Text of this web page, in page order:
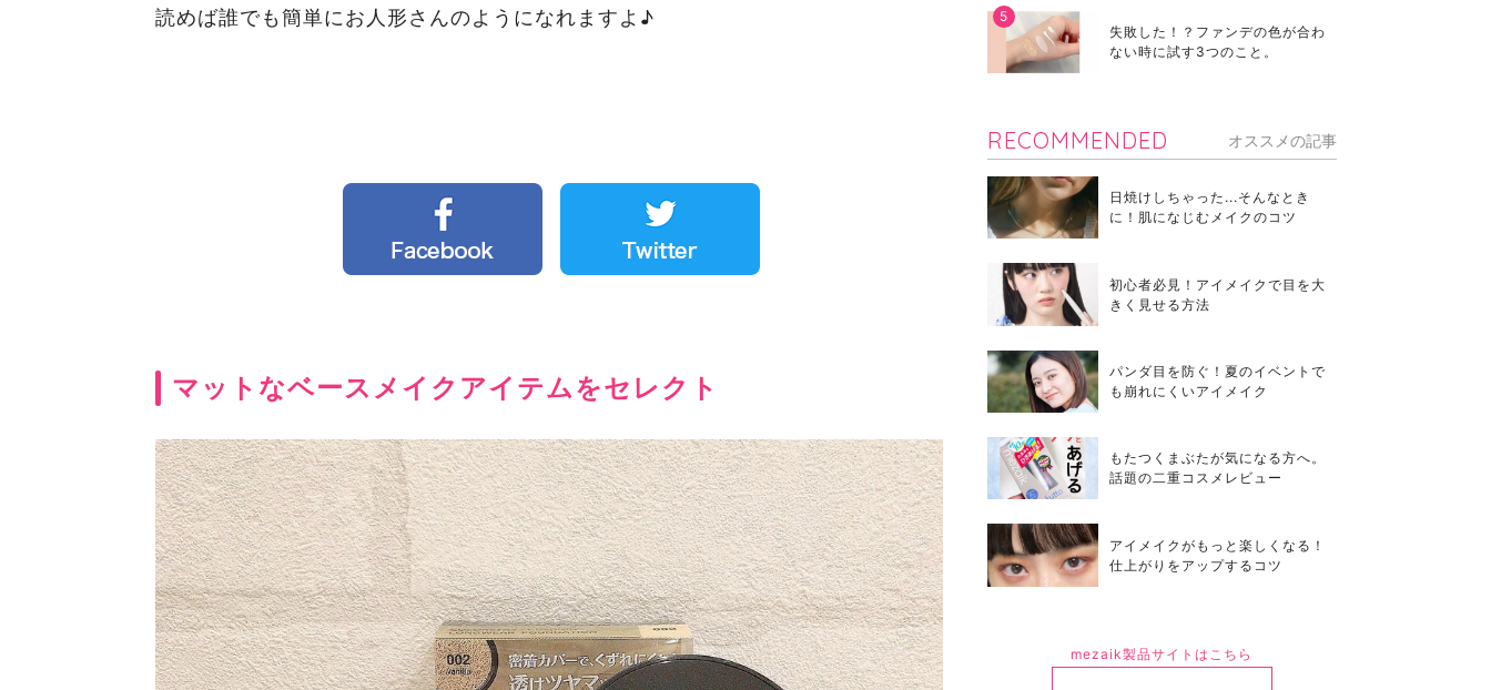
読めば誰でも簡単にお人形さんのようになれますよ♪
マットなベースメイクアイテムをセレクト
失敗した！？ファンデの色が合わ
ない時に試す3つのこと。
RECOMMENDED オススメの記事
日焼けしちゃった...そんなとき
に！肌になじむメイクのコツ
初心者必見！アイメイクで目を大
きく見せる方法
パンダ目を防ぐ！夏のイベントで
も崩れにくいアイメイク
もたつくまぶたが気になる方へ。
話題の二重コスメレビュー
アイメイクがもっと楽しくなる！
仕上がりをアップするコツ
mezaik製品サイトはこちら